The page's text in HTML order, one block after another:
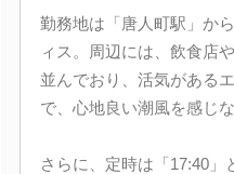
勤務地は「唐人町駅」か
ィス。周辺には、飲食店
並んでおり、活気がある
で、心地良い潮風を感じ
さらに、定時は「17:40